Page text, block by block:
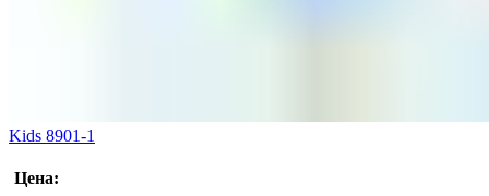
Kids 8901-1
Цена: